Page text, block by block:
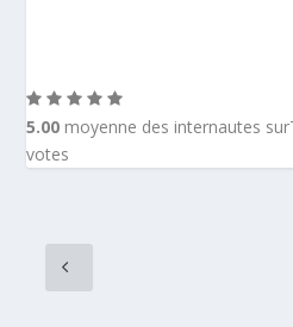
5.00 moyenne des internautes
votes